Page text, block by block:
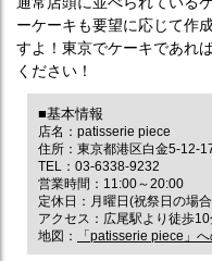
ーケーキも要望に応じて作
すよ！東京でケーキであれ
ください！
■基本情報
店名：patisserie piece
住所：東京都港区白金5-12-
TEL：03-6338-9232
営業時間：11:00～20:00
定休日：月曜日(祝祭日の場
アクセス：広尾駅より徒歩
地図：
「patisserie piece」